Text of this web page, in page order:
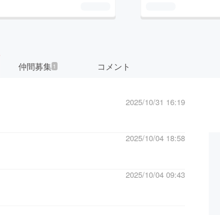
仲間募集 1 コメント
2025/10/31 16:19
2025/10/04 18:58
2025/10/04 09:43